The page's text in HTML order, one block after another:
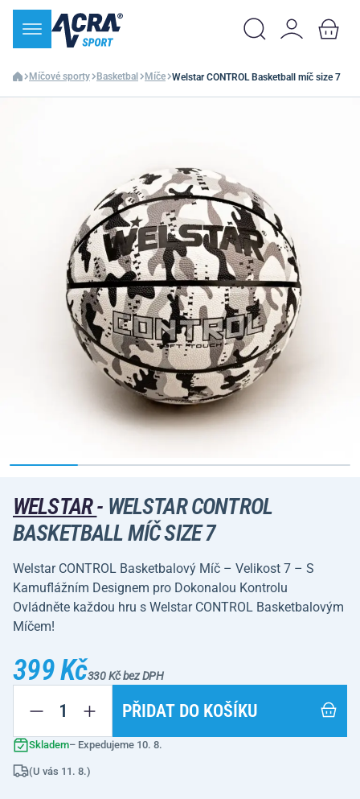
Míčové sporty Basketbal Míče Welstar CONTROL Basketball míč size 7
WELSTAR- WELSTAR CONTROL
BASKETBALL MÍČ SIZE 7
Welstar CONTROL Basketbalový Míč – Velikost 7 – S
Kamuflážním Designem pro Dokonalou Kontrolu
Ovládněte každou hru s Welstar CONTROL Basketbalovým
Míčem!
399 Kč330 Kč bez DPH
PŘIDAT DO KOŠÍKU
Skladem– Expedujeme 10. 8.
(U vás 11. 8.)